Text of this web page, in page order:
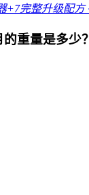
+7完整升级配方
重量是多少